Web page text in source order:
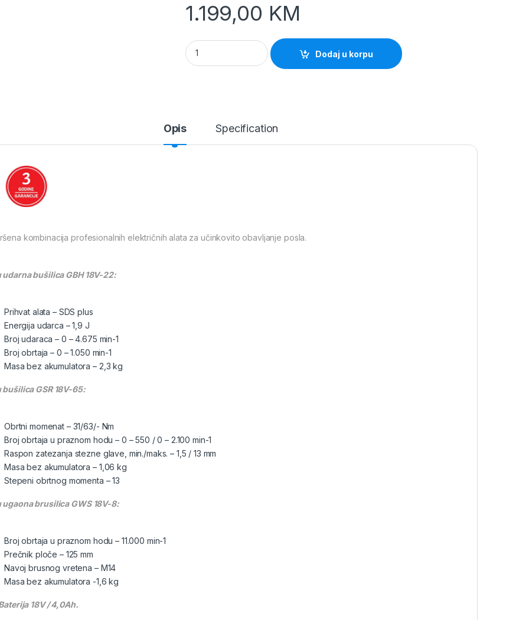
1.199,00 KM
Bosch Kombo set 3 alata GSR+ GBH+ GWS+ Torba 0615A50094 quantity
Dodaj u korpu
Opis Specification
kombinacija profesionalnih električnih alata za učinkovito obavljanje posla.
udarna bušilica GBH 18V-22:
Prihvat alata – SDS plus
Energija udarca – 1,9 J
Broj udaraca – 0 – 4.675 min-1
Broj obrtaja – 0 – 1.050 min-1
Masa bez akumulatora – 2,3 kg
bušilica GSR 18V-65:
Obrtni momenat – 31/63/- Nm
Broj obrtaja u praznom hodu – 0 – 550 / 0 – 2.100 min-1
Raspon zatezanja stezne glave, min./maks. – 1,5 / 13 mm
Masa bez akumulatora – 1,06 kg
Stepeni obrtnog momenta – 13
ugaona brusilica GWS 18V-8:
Broj obrtaja u praznom hodu – 11.000 min-1
Prečnik ploče – 125 mm
Navoj brusnog vretena – M14
Masa bez akumulatora -1,6 kg
18V / 4,0Ah.